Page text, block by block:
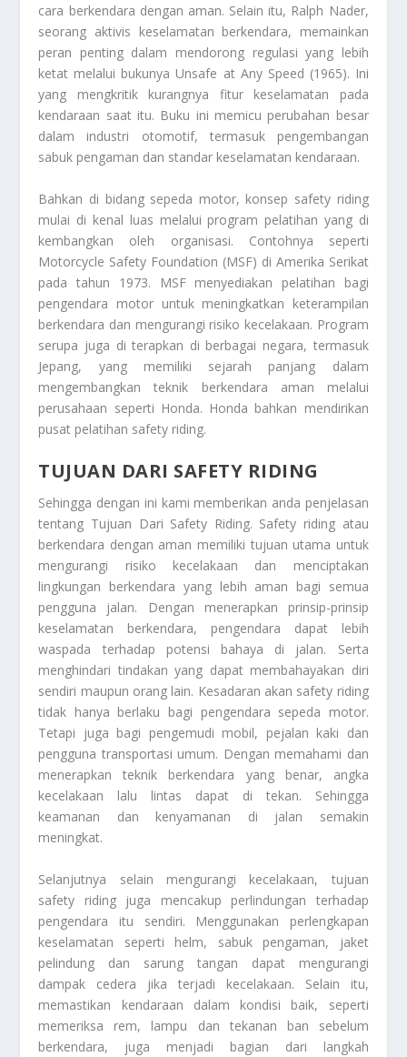
cara berkendara dengan aman. Selain itu, Ralph Nader,
seorang aktivis keselamatan berkendara, memainkan
peran penting dalam mendorong regulasi yang lebih
ketat melalui bukunya Unsafe at Any Speed (1965). Ini
yang mengkritik kurangnya fitur keselamatan pada
kendaraan saat itu. Buku ini memicu perubahan besar
dalam industri otomotif, termasuk pengembangan
sabuk pengaman dan standar keselamatan kendaraan.
Bahkan di bidang sepeda motor, konsep safety riding
mulai di kenal luas melalui program pelatihan yang di
kembangkan oleh organisasi. Contohnya seperti
Motorcycle Safety Foundation (MSF) di Amerika Serikat
pada tahun 1973. MSF menyediakan pelatihan bagi
pengendara motor untuk meningkatkan keterampilan
berkendara dan mengurangi risiko kecelakaan. Program
serupa juga di terapkan di berbagai negara, termasuk
Jepang, yang memiliki sejarah panjang dalam
mengembangkan teknik berkendara aman melalui
perusahaan seperti Honda. Honda bahkan mendirikan
pusat pelatihan safety riding.
TUJUAN DARI SAFETY RIDING
Sehingga dengan ini kami memberikan anda penjelasan
tentang Tujuan Dari Safety Riding. Safety riding atau
berkendara dengan aman memiliki tujuan utama untuk
mengurangi risiko kecelakaan dan menciptakan
lingkungan berkendara yang lebih aman bagi semua
pengguna jalan. Dengan menerapkan prinsip-prinsip
keselamatan berkendara, pengendara dapat lebih
waspada terhadap potensi bahaya di jalan. Serta
menghindari tindakan yang dapat membahayakan diri
sendiri maupun orang lain. Kesadaran akan safety riding
tidak hanya berlaku bagi pengendara sepeda motor.
Tetapi juga bagi pengemudi mobil, pejalan kaki dan
pengguna transportasi umum. Dengan memahami dan
menerapkan teknik berkendara yang benar, angka
kecelakaan lalu lintas dapat di tekan. Sehingga
keamanan dan kenyamanan di jalan semakin
meningkat.
Selanjutnya selain mengurangi kecelakaan, tujuan
safety riding juga mencakup perlindungan terhadap
pengendara itu sendiri. Menggunakan perlengkapan
keselamatan seperti helm, sabuk pengaman, jaket
pelindung dan sarung tangan dapat mengurangi
dampak cedera jika terjadi kecelakaan. Selain itu,
memastikan kendaraan dalam kondisi baik, seperti
memeriksa rem, lampu dan tekanan ban sebelum
berkendara, juga menjadi bagian dari langkah